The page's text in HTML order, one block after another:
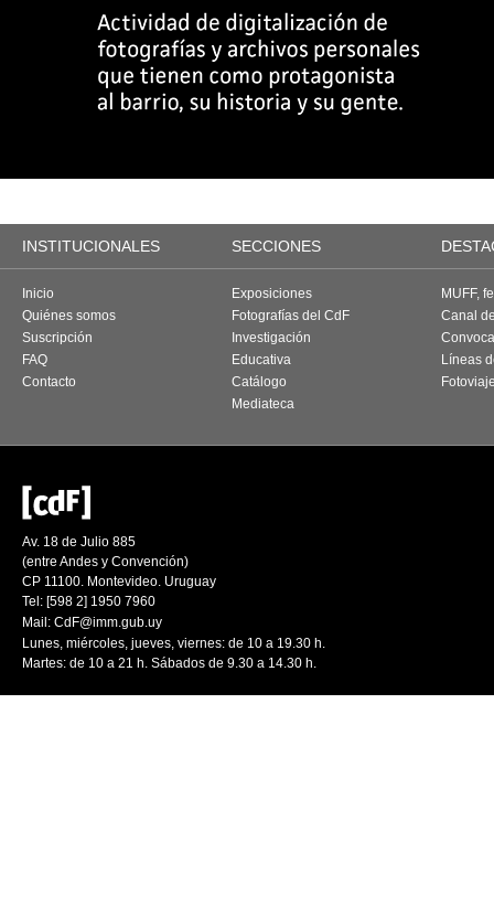
INSTITUCIONALES SECCIONES
Inicio
Quiénes somos
Suscripción
FAQ
Contacto
Exposiciones
Fotografías del CdF
Investigación
Educativa
Catálogo
Mediateca
MUFF,
Canal
Líneas
Av. 18 de Julio 885
(entre Andes y Convención)
CP 11100. Montevideo. Uruguay
Tel: [598 2] 1950 7960
Mail: CdF@imm.gub.uy
Lunes, miércoles, jueves, viernes: de 10 a 19.30 h.
Martes: de 10 a 21 h. Sábados de 9.30 a 14.30 h.